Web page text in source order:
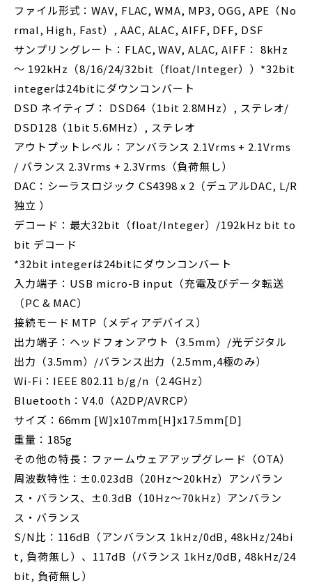
ファイル形式：WAV, FLAC, WMA, MP3, OGG, APE（No
rmal, High, Fast）, AAC, ALAC, AIFF, DFF, DSF
サンプリングレート：FLAC, WAV, ALAC, AIFF： 8kHz
～ 192kHz（8/16/24/32bit（float/Integer））*32bit
integerは24bitにダウンコンバート
DSD ネイティブ： DSD64（1bit 2.8MHz）, ステレオ/
DSD128（1bit 5.6MHz）, ステレオ
アウトプットレベル：アンバランス 2.1Vrms + 2.1Vrms
/ バランス 2.3Vrms + 2.3Vrms（負荷無し）
DAC：シーラスロジック CS4398 x 2（デュアルDAC, L/R
独立 ）
デコード：最大32bit（float/Integer）/192kHz bit to
bit デコード
*32bit integerは24bitにダウンコンバート
入力端子：USB micro-B input（充電及びデータ転送
（PC & MAC）
接続モード MTP（メディアデバイス）
出力端子：ヘッドフォンアウト（3.5mm）/光デジタル
出力（3.5mm）/バランス出力（2.5mm,4極のみ）
Wi-Fi：IEEE 802.11 b/g/n（2.4GHz）
Bluetooth：V4.0（A2DP/AVRCP）
サイズ：66mm [W]x107mm[H]x17.5mm[D]
重量：185g
その他の特長：ファームウェアアップグレード（OTA）
周波数特性：±0.023dB（20Hz～20kHz）アンバラン
ス・バランス、±0.3dB（10Hz～70kHz）アンバラン
ス・バランス
S/N比：116dB（アンバランス 1kHz/0dB, 48kHz/24bi
t, 負荷無し）、117dB（バランス 1kHz/0dB, 48kHz/24
bit, 負荷無し）